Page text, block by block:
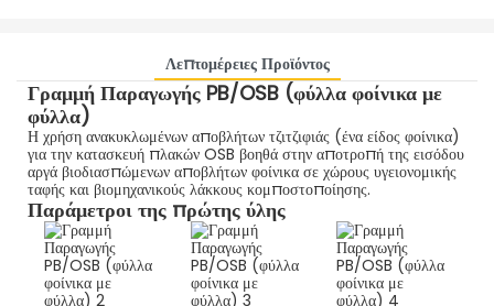
Λεπτομέρειες Προϊόντος
Γραμμή Παραγωγής PB/OSB (φύλλα φοίνικα με
φύλλα)
Η χρήση ανακυκλωμένων αποβλήτων τζιτζιφιάς (ένα είδος φοίνικα)
για την κατασκευή πλακών OSB βοηθά στην αποτροπή της εισόδου
αργά βιοδιασπώμενων αποβλήτων φοίνικα σε χώρους υγειονομικής
ταφής και βιομηχανικούς λάκκους κομποστοποίησης.
Παράμετροι της πρώτης ύλης